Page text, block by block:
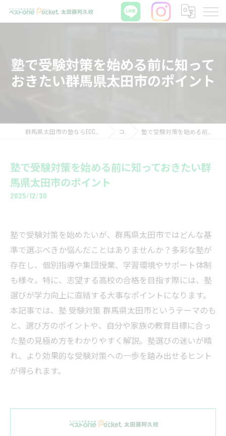
塾で受験対策を始める前に知って
おきたい群馬県太田市のポイント
コラム 塾で受験対策を始める前に知っておきたい群馬県太田市のポイント
塾で受験対策を始める前に知っておきたい群
馬県太田市のポイント
2025/12/30
塾で受験対策を始めたいが、群馬県太田市ではどんな基
準で選ぶべきか悩んだことはありませんか？多彩な塾が
存在し、個別指導や集団授業、学習環境やサポート体制
も様々。特に、志望する高校の合格を目指す際には、塾
選びが学力向上に直結する大事なポイントになります。
本記事では、塾 受験対策 群馬県太田市というテーマのも
と、選び方のポイントや、自分や家族の教育目標に合っ
た塾の見極め方をわかりやすく解説。塾選びの迷いが晴
れ、より効果的な受験対策への一歩を踏み出せるヒント
が得られます。